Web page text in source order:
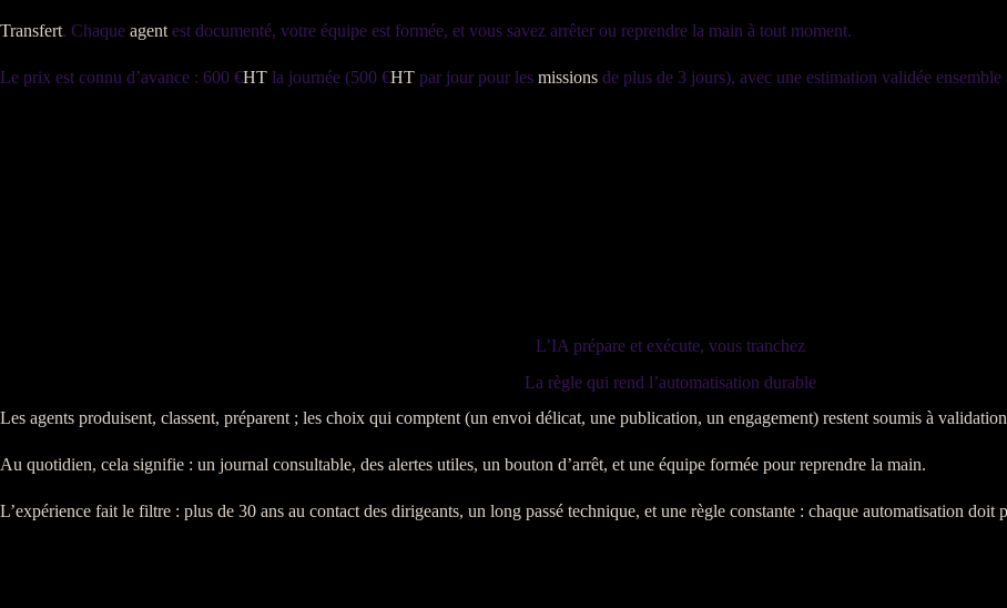
Transfert. Chaque agent est documenté, votre équipe est formée, et vous savez arrêter ou reprendre la main à tout moment.
Le prix est connu d’avance : 600 €HT la journée (500 €HT par jour pour les missions de plus de 3 jours), avec une estimation validée ensemble
L’IA prépare et exécute, vous tranchez
La règle qui rend l’automatisation durable
Les agents produisent, classent, préparent ; les choix qui comptent (un envoi délicat, une publication, un engagement) restent soumis à
Au quotidien, cela signifie : un journal consultable, des alertes utiles, un bouton d’arrêt, et une équipe formée pour reprendre la main.
L’expérience fait le filtre : plus de 30 ans au contact des dirigeants, un long passé technique, et une règle constante : chaque automatisation doit